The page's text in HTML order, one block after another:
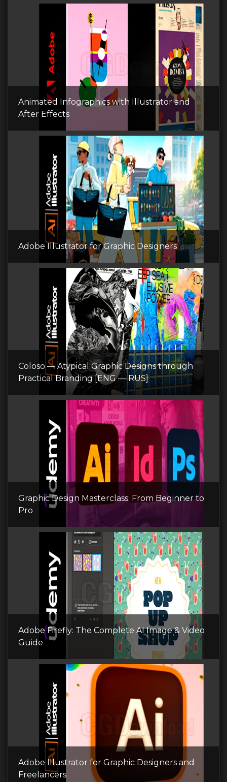
Animated Infographics with Illustrator and
After Effects
Adobe Illustrator for Graphic Designers
Coloso — Atypical Graphic Designs through
Practical Branding [ENG — RUS]
Graphic Design Masterclass: From Beginner to
Pro
Adobe Firefly: The Complete AI Image & Video
Guide
Adobe Illustrator for Graphic Designers and
Freelancers